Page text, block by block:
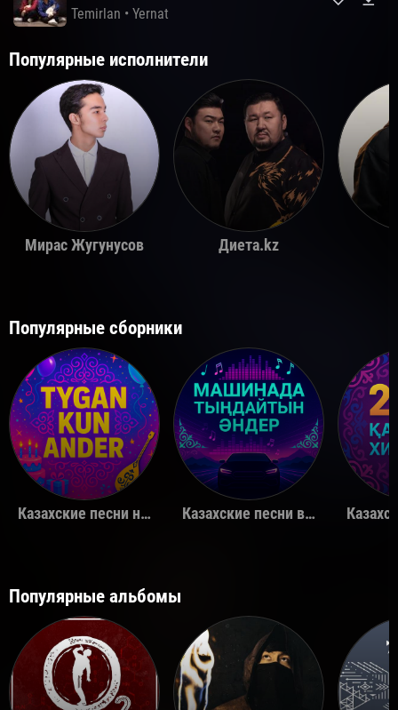
Temirlan • Yernat
Популярные исполнители
Мирас Жугунусов Диета.kz
Популярные сборники
Казахские песни на день рождения Казахские песни в машину
Популярные альбомы